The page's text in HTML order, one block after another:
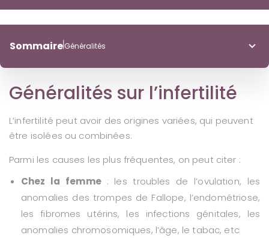
SommaireGénéralités
Généralités
Traitements
Généralités sur l’infertilité
L’infertilité peut avoir des origines variées, qui peuvent
être isolées ou combinées.
Parmi les causes les plus fréquentes, on peut citer :
Chez la femme : les troubles de l’ovulation, les
anomalies des trompes de Fallope, l’endométriose,
les fibromes utérins, les infections génitales, les
anomalies chromosomiques, l’âge, le tabac, etc